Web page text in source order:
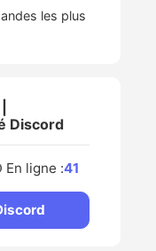
les plus
Discord
En ligne :41